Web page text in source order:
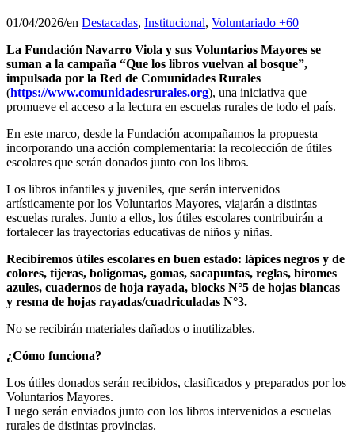
01/04/2026/en Destacadas, Institucional, Voluntariado +60
La Fundación Navarro Viola y sus Voluntarios Mayores se
suman a la campaña “Que los libros vuelvan al bosque”,
impulsada por la Red de Comunidades Rurales
(https://www.comunidadesrurales.org), una iniciativa que
promueve el acceso a la lectura en escuelas rurales de todo el país.
En este marco, desde la Fundación acompañamos la propuesta
incorporando una acción complementaria: la recolección de útiles
escolares que serán donados junto con los libros.
Los libros infantiles y juveniles, que serán intervenidos
artísticamente por los Voluntarios Mayores, viajarán a distintas
escuelas rurales. Junto a ellos, los útiles escolares contribuirán a
fortalecer las trayectorias educativas de niños y niñas.
Recibiremos útiles escolares en buen estado: lápices negros y de
colores, tijeras, boligomas, gomas, sacapuntas, reglas, biromes
azules, cuadernos de hoja rayada, blocks N°5 de hojas blancas
y resma de hojas rayadas/cuadriculadas N°3.
No se recibirán materiales dañados o inutilizables.
¿Cómo funciona?
Los útiles donados serán recibidos, clasificados y preparados por los
Voluntarios Mayores.
Luego serán enviados junto con los libros intervenidos a escuelas
rurales de distintas provincias.